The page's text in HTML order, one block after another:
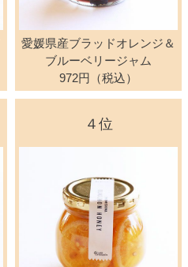
愛媛県産ブラッドオレンジ＆
ブルーベリージャム
972円（税込）
４位